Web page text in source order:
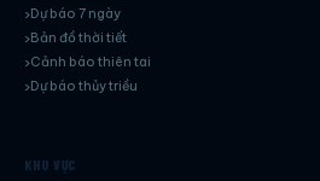
Dự báo 7 ngày
Bản đồ thời tiết
Cảnh báo thiên tai
Dự báo thủy triều
KHU VỰC